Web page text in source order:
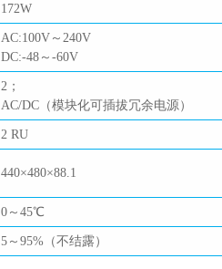
172W
AC:100V～240V
DC:-48～-60V
2；
AC/DC（模块化可插拔冗余电源）
2 RU
440×480×88.1
0～45℃
5～95%（不结露）